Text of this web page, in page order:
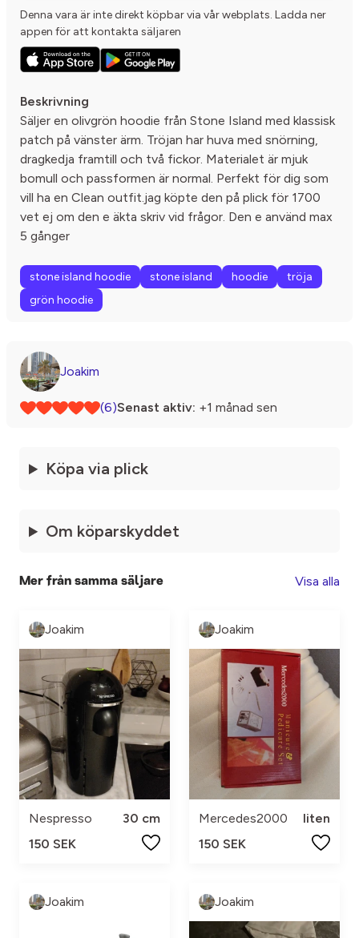
Denna vara är inte direkt köpbar via vår webplats. Ladda ner
appen för att kontakta säljaren
Beskrivning
Säljer en olivgrön hoodie från Stone Island med klassisk
patch på vänster ärm. Tröjan har huva med snörning,
dragkedja framtill och två fickor. Materialet är mjuk
bomull och passformen är normal. Perfekt för dig som
vill ha en Clean outfit.jag köpte den på plick för 1700
vet ej om den e äkta skriv vid frågor. Den e använd max
5 gånger
stone island hoodie stone island hoodie
tröja
grön hoodie
Joakim
(6)Senast aktiv: +1 månad sen
Köpa via plick
Om köparskyddet
Mer från samma säljare Visa alla
Joakim
Nespresso
30 cm
150 SEK
Joakim
Mercedes2000
liten
150 SEK
Joakim Joakim